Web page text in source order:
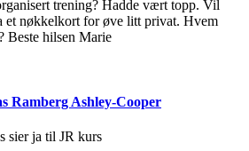
trening? Hadde vært topp. Vil
et nøkkelkort for øve litt privat. Hvem
Beste hilsen Marie
Ramberg Ashley-Cooper
sier ja til JR kurs